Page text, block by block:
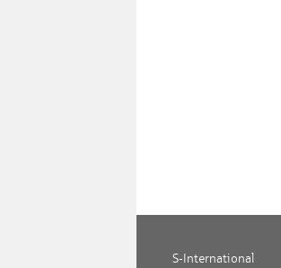
S-International